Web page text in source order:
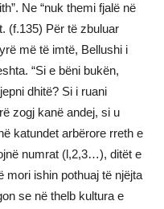
Ne “nuk themi fjalë në
(f.135) Për të zbuluar
më të imtë, Bellushi i
“Si e bëni bukën,
dhitë? Si i ruani
zogj kanë andej, si u
katundet arbërore rreth e
numrat (l,2,3…), ditët e
mori ishin pothuaj të njëjta
se në thelb kultura e